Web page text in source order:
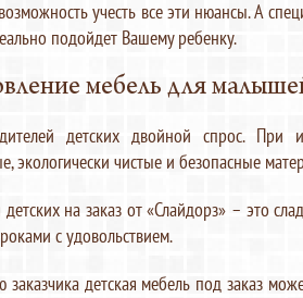
учесть все эти нюансы. А
подойдет Вашему ребенку.
мебель для
детских двойной спрос. При
экологически чистые и безопасные
детских на заказ от «Слайдорз» – это
с удовольствием.
заказчика детская мебель под заказ